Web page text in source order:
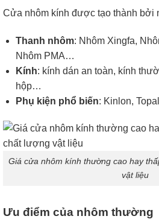
Cửa nhôm kính được tạo thành bởi
Thanh nhôm: Nhôm Xingfa,
Nhôm PMA…
Kính: kính dán an toàn, kính
hộp…
Phụ kiện phổ biến: Kinlon,
Giá cửa nhôm kính thường cao hay
vật liệu
Ưu điểm của nhôm thường